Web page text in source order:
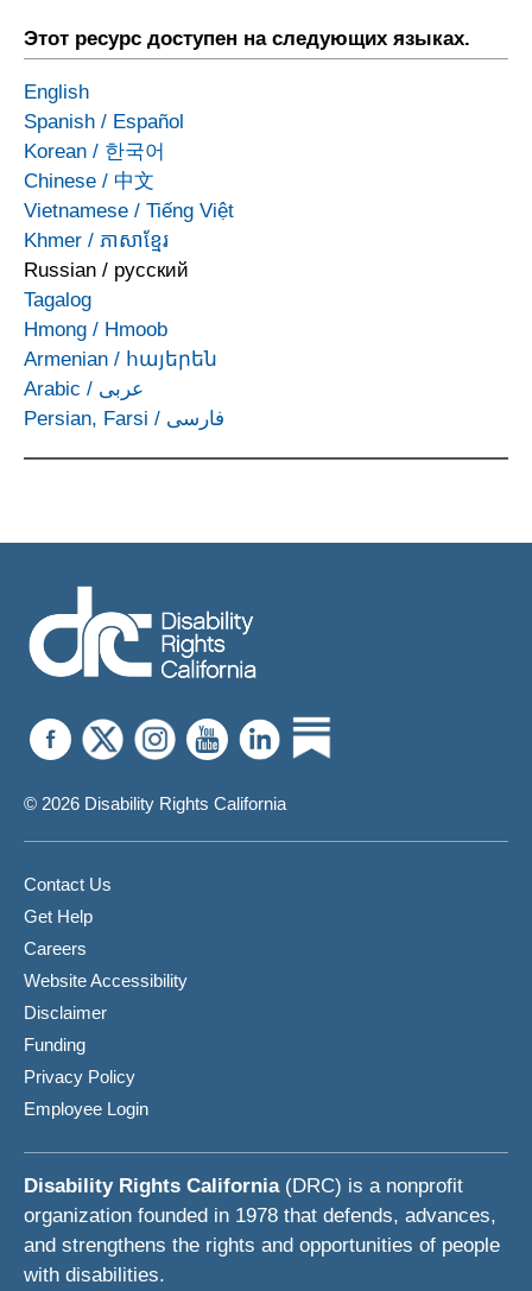
Этот ресурс доступен на следующих языках.
English
Spanish / Español
Korean / 한국어
Chinese / 中文
Vietnamese / Tiếng Việt
Khmer / ភាសាខ្មែរ
Russian / русский
Tagalog
Hmong / Hmoob
Armenian / հայերեն
Arabic / عربى
Persian, Farsi / فارسی
© 2026 Disability Rights California
Contact Us
Get Help
Careers
Website Accessibility
Disclaimer
Funding
Privacy Policy
Employee Login
Disability Rights California(DRC) is a nonprofit
organization founded in 1978 that defends, advances,
and strengthens the rights and opportunities of people
with disabilities.